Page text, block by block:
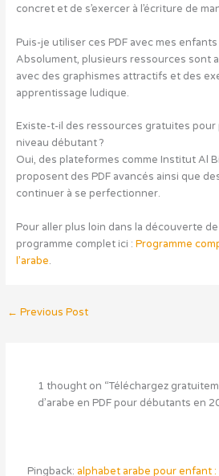
concret et de s’exercer à l’écriture de
Puis-je utiliser ces PDF avec mes enfants
Absolument, plusieurs ressources sont
avec des graphismes attractifs et des
apprentissage ludique.
Existe-t-il des ressources gratuites pour
niveau débutant ?
Oui, des plateformes comme Institut Al
proposent des PDF avancés ainsi que
continuer à se perfectionner.
Pour aller plus loin dans la découverte
programme complet ici : Programme
l’arabe.
← Previous Post
1 thought on “Téléchargez
d’arabe en PDF pour débutants en
Pingback: alphabet arabe pour enfant